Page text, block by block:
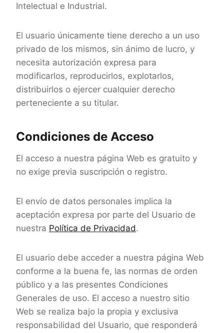
Intelectual e Industrial.
El usuario únicamente tiene derecho a un uso
privado de los mismos, sin ánimo de lucro, y
necesita autorización expresa para
modificarlos, reproducirlos, explotarlos,
distribuirlos o ejercer cualquier derecho
perteneciente a su titular.
Condiciones de Acceso
El acceso a nuestra página Web es gratuito y
no exige previa suscripción o registro.
El envío de datos personales implica la
aceptación expresa por parte del Usuario de
nuestra Política de Privacidad.
El usuario debe acceder a nuestra página Web
conforme a la buena fe, las normas de orden
público y a las presentes Condiciones
Generales de uso. El acceso a nuestro sitio
Web se realiza bajo la propia y exclusiva
responsabilidad del Usuario, que responderá